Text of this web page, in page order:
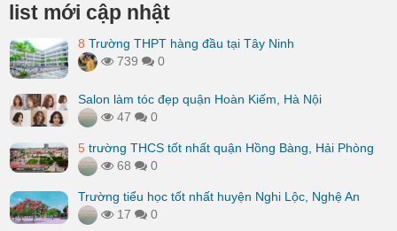
list mới cập nhật
8 Trường THPT hàng đầu tại Tây Ninh
739
0
Salon làm tóc đẹp quận Hoàn Kiếm, Hà Nội
47
0
5 trường THCS tốt nhất quận Hồng Bàng, Hải Phòng
68
0
Trường tiểu học tốt nhất huyện Nghi Lộc, Nghệ An
17
0